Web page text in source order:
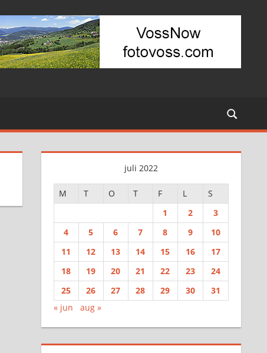
juli 2022
M T O T F L
S
1
2
3
4
5 6 7 8 9
10
11
12 13 14 15 16
17
18
19 20 21 22 23
24
25
26 27 28 29 30
31
« jun
aug »